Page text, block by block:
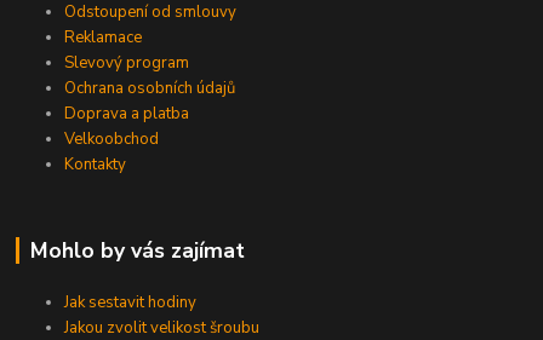
Odstoupení od smlouvy
Reklamace
Slevový program
Ochrana osobních údajů
Doprava a platba
Velkoobchod
Kontakty
Mohlo by vás zajímat
Jak sestavit hodiny
Jakou zvolit velikost šroubu